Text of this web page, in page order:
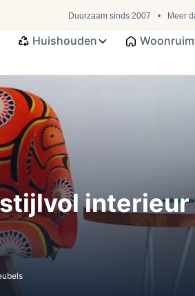
Duurzaam sinds 2007 Meer
Huishouden